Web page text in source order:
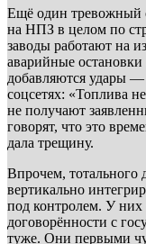
Ещё один тревожный
на НПЗ в целом по
заводы работают на
аварийные
добавляются удары
соцсетях: «Топлива
не получают
говорят, что это
дала трещину.
Впрочем, тотального
вертикально
под контролем. У них
договорённости с
туже. Они первыми